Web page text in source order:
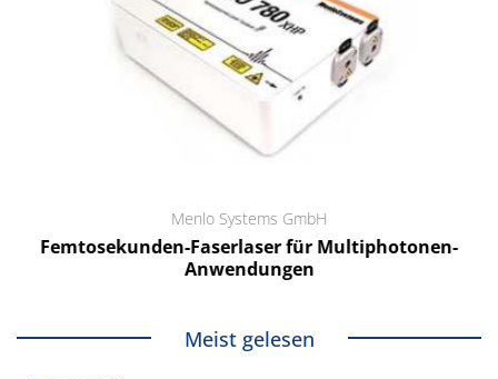
Menlo Systems GmbH
Femtosekunden-Faserlaser für Multiphotonen-
Anwendungen
Meist gelesen